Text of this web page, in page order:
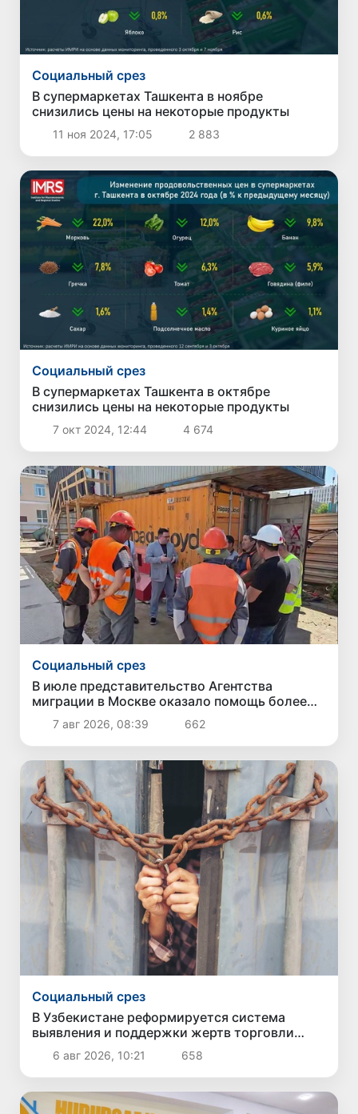
Социальный срез
В супермаркетах Ташкента в ноябре
снизились цены на некоторые продукты
11 ноя 2024, 17:05 2 883
Социальный срез
В супермаркетах Ташкента в октябре
снизились цены на некоторые продукты
7 окт 2024, 12:44 4 674
Социальный срез
В июле представительство Агентства
миграции в Москве оказало помощь более
1,8 тысячам граждан Узбекистана
7 авг 2026, 08:39 662
Социальный срез
В Узбекистане реформируется система
выявления и поддержки жертв торговли
людьми
6 авг 2026, 10:21 658